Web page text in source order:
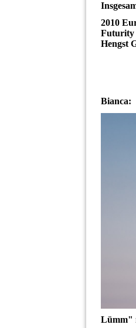
2010
Futurity
Hengst
Bianca:
Lümm"